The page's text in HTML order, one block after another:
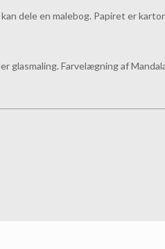
dele en malebog. Papiret er
Farvelægning af